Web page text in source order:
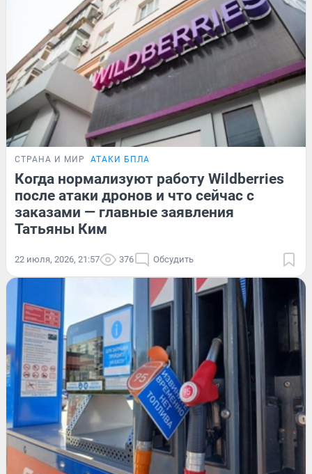
СТРАНА И МИР АТАКИ БПЛА
Когда нормализуют работу Wildberries
после атаки дронов и что сейчас с
заказами — главные заявления
Татьяны Ким
22 июля, 2026, 21:57 376 Обсудить